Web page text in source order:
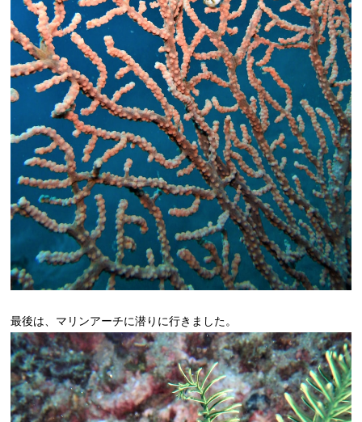
最後は、マリンアーチに潜りに行きました。